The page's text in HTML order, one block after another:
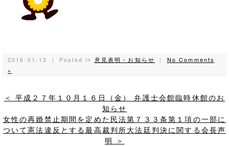
2016-01-13 ｜ Posted in 意見表明・お知らせ ｜ No Comments
»
＜ 平成２７年１０月１６日（金） 弁護士会館臨時休館のお
知らせ
女性の再婚禁止期間を定めた民法第７３３条第１項の一部に
ついて憲法違反とする最高裁判所大法廷判決に関する会長声
明 ＞